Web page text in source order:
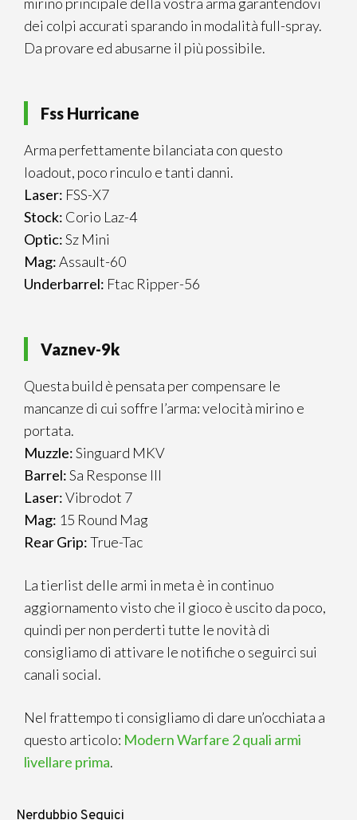
dei colpi accurati sparando in modalità full-spray.
Da provare ed abusarne il più possibile.
Fss Hurricane
Arma perfettamente bilanciata con questo
loadout, poco rinculo e tanti danni.
Laser: FSS-X7
Stock: Corio Laz-4
Optic:Sz Mini
Mag:Assault-60
Underbarrel: Ftac Ripper-56
Vaznev-9k
Questa build è pensata per compensare le
mancanze di cui soffre l’arma: velocità mirino e
portata.
Muzzle:Singuard MKV
Barrel:Sa Response III
Laser:Vibrodot 7
Mag: 15 Round Mag
Rear Grip:True-Tac
La tierlist delle armi in meta è in continuo
aggiornamento visto che il gioco è uscito da poco,
quindi per non perderti tutte le novità di
consigliamo di attivare le notifiche o seguirci sui
canali social.
Nel frattempo ti consigliamo di dare un’occhiata a
questo articolo: Modern Warfare 2 quali armi
livellare prima.
Nerdubbio Seguici